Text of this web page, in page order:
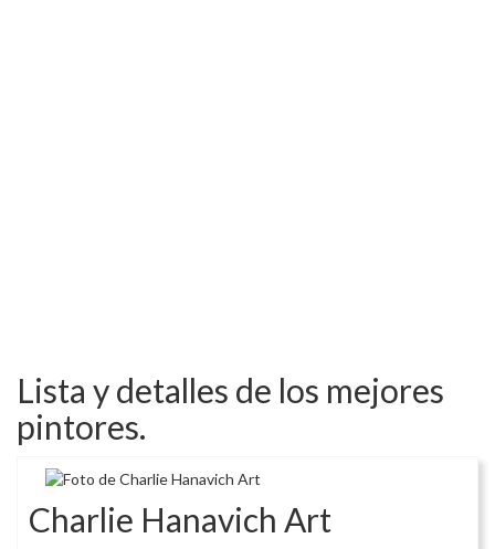
Lista y detalles de los mejores
pintores.
Charlie Hanavich Art